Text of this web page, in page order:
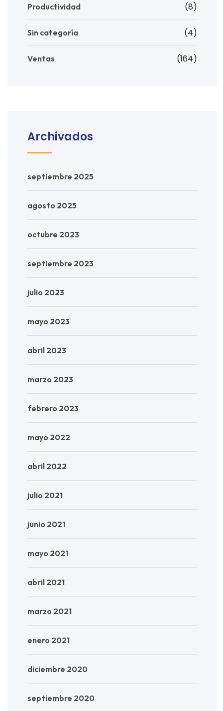
Productividad (8)
Sin categoría (4)
Ventas (164)
Archivados
septiembre 2025
agosto 2025
octubre 2023
septiembre 2023
julio 2023
mayo 2023
abril 2023
marzo 2023
febrero 2023
mayo 2022
abril 2022
julio 2021
junio 2021
mayo 2021
abril 2021
marzo 2021
enero 2021
diciembre 2020
septiembre 2020